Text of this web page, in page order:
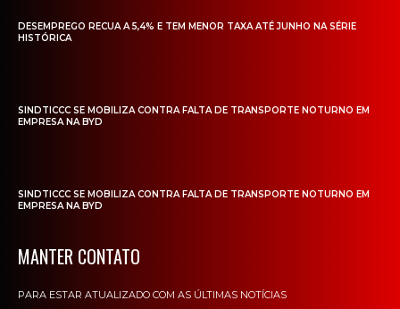
DESEMPREGO RECUA A 5,4% E TEM MENOR TAXA ATÉ JUNHO NA SÉRIE
HISTÓRICA
SINDTICCC SE MOBILIZA CONTRA FALTA DE TRANSPORTE NOTURNO EM
EMPRESA NA BYD
SINDTICCC SE MOBILIZA CONTRA FALTA DE TRANSPORTE NOTURNO EM
EMPRESA NA BYD
MANTER CONTATO
PARA ESTAR ATUALIZADO COM AS ÚLTIMAS NOTÍCIAS